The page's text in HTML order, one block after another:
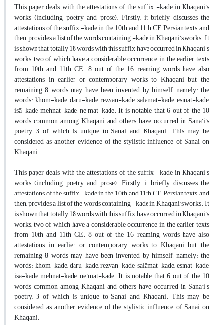
This paper deals with the attestations of the suffix -kade in Khaqani’s
works (including poetry and prose). Firstly, it briefly discusses the
attestations of the suffix -kade in the 10th and 11th CE Persian texts, and
then, provides a list of the words containing -kade in Khaqani’s works. It
is shown that totally 18 words with this suffix have occurred in Khaqani’s
works, two of which have a considerable occurrence in the earlier texts
from 10th and 11th CE. 8 out of the 16 reaming words have also
attestations in earlier or contemporary works to Khaqani, but the
remaining 8 words may have been invented by himself, namely: the
words: khom-kade, daru-kade, rezvan-kade, salāmat-kade, esmat-kade,
isā-kade, mehnat-kade, ne’mat-kade. It is notable that 6 out of the 10
words common among Khaqani and others have occurred in Sana’i’s
poetry, 3 of which is unique to Sanai and Khaqani. This may be
considered as another evidence of the stylistic influence of Sanai on
Khaqani.
This paper deals with the attestations of the suffix -kade in Khaqani’s
works (including poetry and prose). Firstly, it briefly discusses the
attestations of the suffix -kade in the 10th and 11th CE Persian texts, and
then, provides a list of the words containing -kade in Khaqani’s works. It
is shown that totally 18 words with this suffix have occurred in Khaqani’s
works, two of which have a considerable occurrence in the earlier texts
from 10th and 11th CE. 8 out of the 16 reaming words have also
attestations in earlier or contemporary works to Khaqani, but the
remaining 8 words may have been invented by himself, namely: the
words: khom-kade, daru-kade, rezvan-kade, salāmat-kade, esmat-kade,
isā-kade, mehnat-kade, ne’mat-kade. It is notable that 6 out of the 10
words common among Khaqani and others have occurred in Sana’i’s
poetry, 3 of which is unique to Sanai and Khaqani. This may be
considered as another evidence of the stylistic influence of Sanai on
Khaqani.